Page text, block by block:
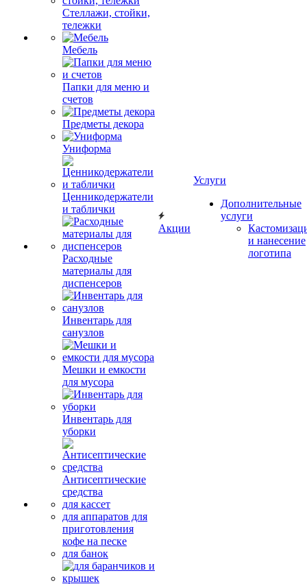
Стеллажи, стойки,
тележки
Мебель
Папки для меню и
счетов
Предметы декора
Униформа
Ценникодержатели
и таблички
Расходные
материалы для
диспенсеров
Инвентарь для
санузлов
Мешки и емкости
для мусора
Инвентарь для
уборки
Антисептические
средства
для кассет
для аппаратов для
приготовления
кофе на песке
для банок
Акции
Услуги
Дополнительные
услуги
и нанесение
логотипа